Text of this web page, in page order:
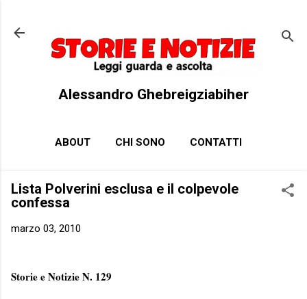
Alessandro Ghebreigziabiher
ABOUT CHI SONO CONTATTI
Lista Polverini esclusa e il colpevole
confessa
marzo 03, 2010
Storie e Notizie N. 129